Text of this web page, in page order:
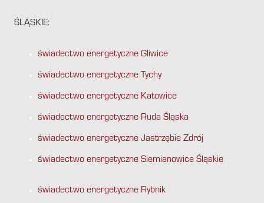
ŚLĄSKIE:
świadectwo energetyczne Gliwice
świadectwo energetyczne Tychy
świadectwo energetyczne Katowice
świadectwo energetyczne Ruda Śląska
świadectwo energetyczne Jastrzębie Zdrój
świadectwo energetyczne Siemianowice Śląskie
świadectwo energetyczne Rybnik